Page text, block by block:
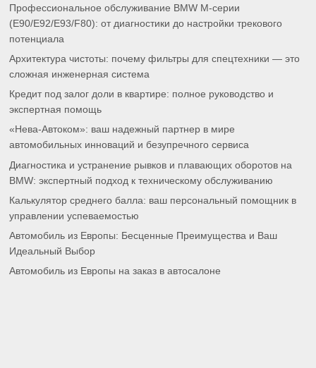
Профессиональное обслуживание BMW M-серии
(E90/E92/E93/F80): от диагностики до настройки трекового
потенциала
Архитектура чистоты: почему фильтры для спецтехники — это
сложная инженерная система
Кредит под залог доли в квартире: полное руководство и
экспертная помощь
«Нева-Автоком»: ваш надежный партнер в мире
автомобильных инноваций и безупречного сервиса
Диагностика и устранение рывков и плавающих оборотов на
BMW: экспертный подход к техническому обслуживанию
Калькулятор среднего балла: ваш персональный помощник в
управлении успеваемостью
Автомобиль из Европы: Бесценные Преимущества и Ваш
Идеальный Выбор
Автомобиль из Европы на заказ в автосалоне